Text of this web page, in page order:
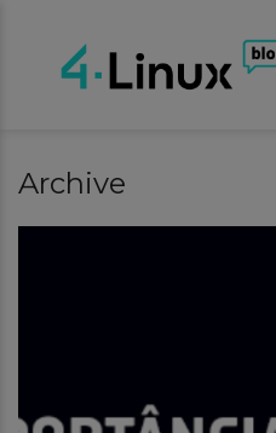
Archive